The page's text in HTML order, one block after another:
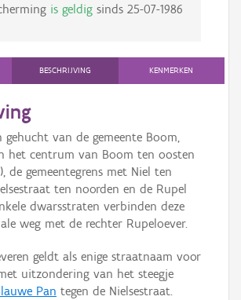
is geldigsinds 25-07-1986
BESCHRIJVING KENMERKEN
gehucht van de gemeente Boom,
het centrum van Boom ten oosten
de gemeentegrens met Niel ten
ten noorden en de Rupel
dwarsstraten verbinden deze
weg met de rechter Rupeloever.
geldt als enige straatnaam voor
uitzondering van het steegje
Pan tegen de Nielsestraat.